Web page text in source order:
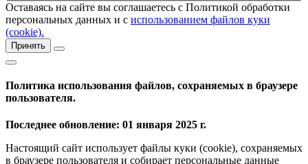
Оставаясь на сайте вы соглашаетесь с Политикой обработки
персональных данных и с использованием файлов куки
(cookie).
Принять
Политика использования файлов, сохраняемых в браузере
пользователя.
Последнее обновление: 01 января 2025 г.
Настоящий сайт использует файлы куки (cookie), сохраняемых
в браузере пользователя и собирает персональные данные